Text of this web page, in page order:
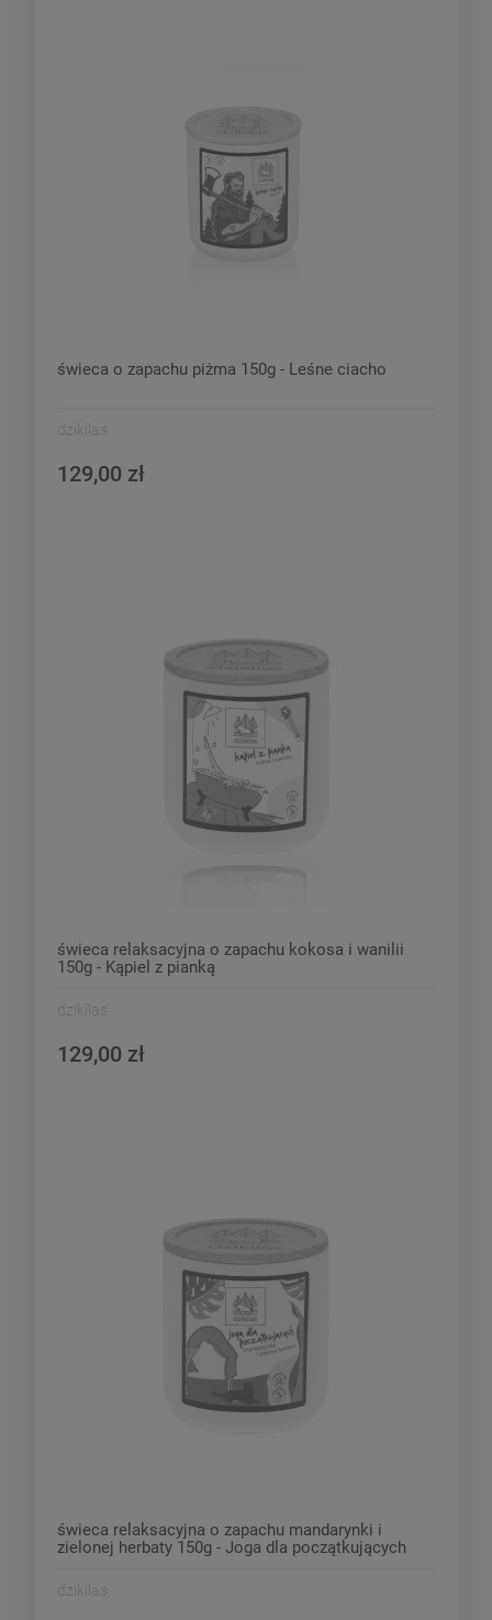
świeca o zapachu piżma 150g - Leśne ciacho
dzikilas
129,00 zł
świeca relaksacyjna o zapachu kokosa i wanilii
150g - Kąpiel z pianką
dzikilas
129,00 zł
świeca relaksacyjna o zapachu mandarynki i
zielonej herbaty 150g - Joga dla początkujących
dzikilas